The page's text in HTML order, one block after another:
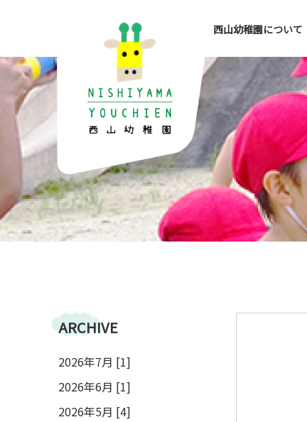
西山幼稚園について
ARCHIVE
2026年7月 [1]
2026年6月 [1]
2026年5月 [4]